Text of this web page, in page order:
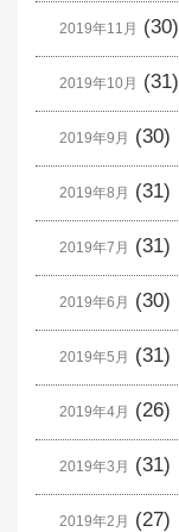
2019年11月 (30)
2019年10月 (31)
2019年9月 (30)
2019年8月 (31)
2019年7月 (31)
2019年6月 (30)
2019年5月 (31)
2019年4月 (26)
2019年3月 (31)
2019年2月 (27)